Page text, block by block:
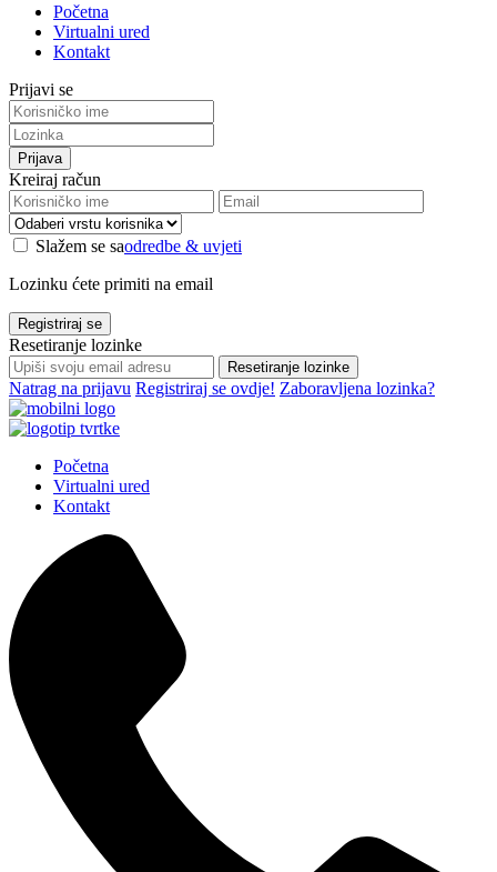
Početna
Virtualni ured
Kontakt
Prijavi se
Prijava
Kreiraj račun
Slažem se saodredbe & uvjeti
Lozinku ćete primiti na email
Registriraj se
Resetiranje lozinke
Resetiranje lozinke
Natrag na prijavu Registriraj se ovdje! Zaboravljena lozinka?
Početna
Virtualni ured
Kontakt